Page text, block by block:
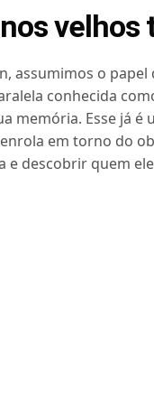
velhos
assumimos o
conhecida
memória. Esse já
em torno do
e descobrir quem